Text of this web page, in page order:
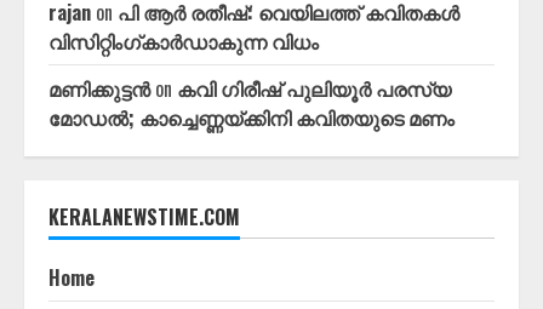
rajan on പി ആർ രതീഷ്: വെയിലത്ത്‌ കവിതകൾ
വിസിറ്റിംഗ്കാർഡാകുന്ന വിധം
മണിക്കുട്ടൻon കവി ഗിരീഷ്‌ പുലിയൂർ പരസ്യ
മോഡൽ; കാച്ചെണ്ണയ്ക്കിനി കവിതയുടെ മണം
KERALANEWSTIME.COM
Home